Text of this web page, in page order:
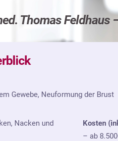
Thomas Feldhaus
Gewebe, Neuformung der Brust
Nacken und
Kosten
– ab